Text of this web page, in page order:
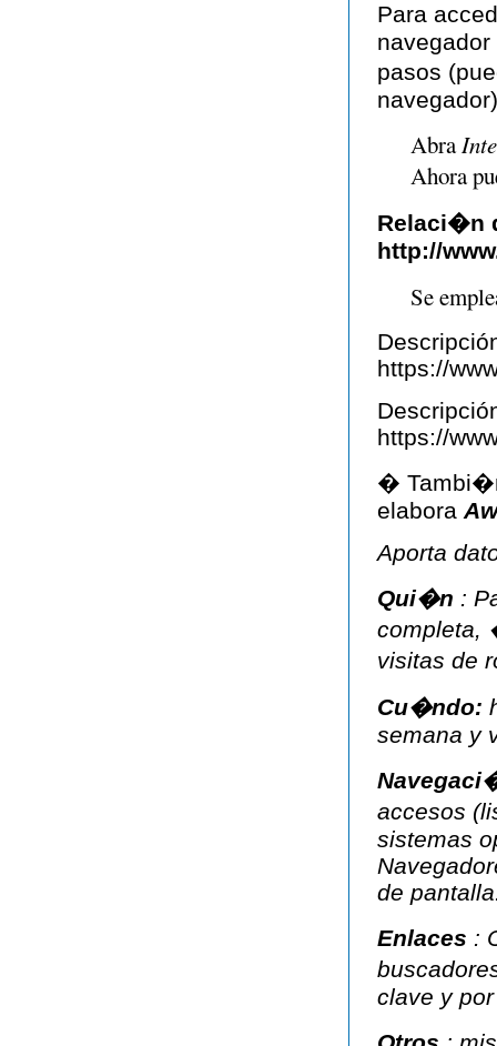
Para
pasos
Abra
Ahora
Relaci�n
http://
Se
https://
https://
�
elabora
Aporta
Qui�n :
completa,
visitas de
Cu�ndo:
semana y
accesos
sistemas
de
Enlaces :
clave y